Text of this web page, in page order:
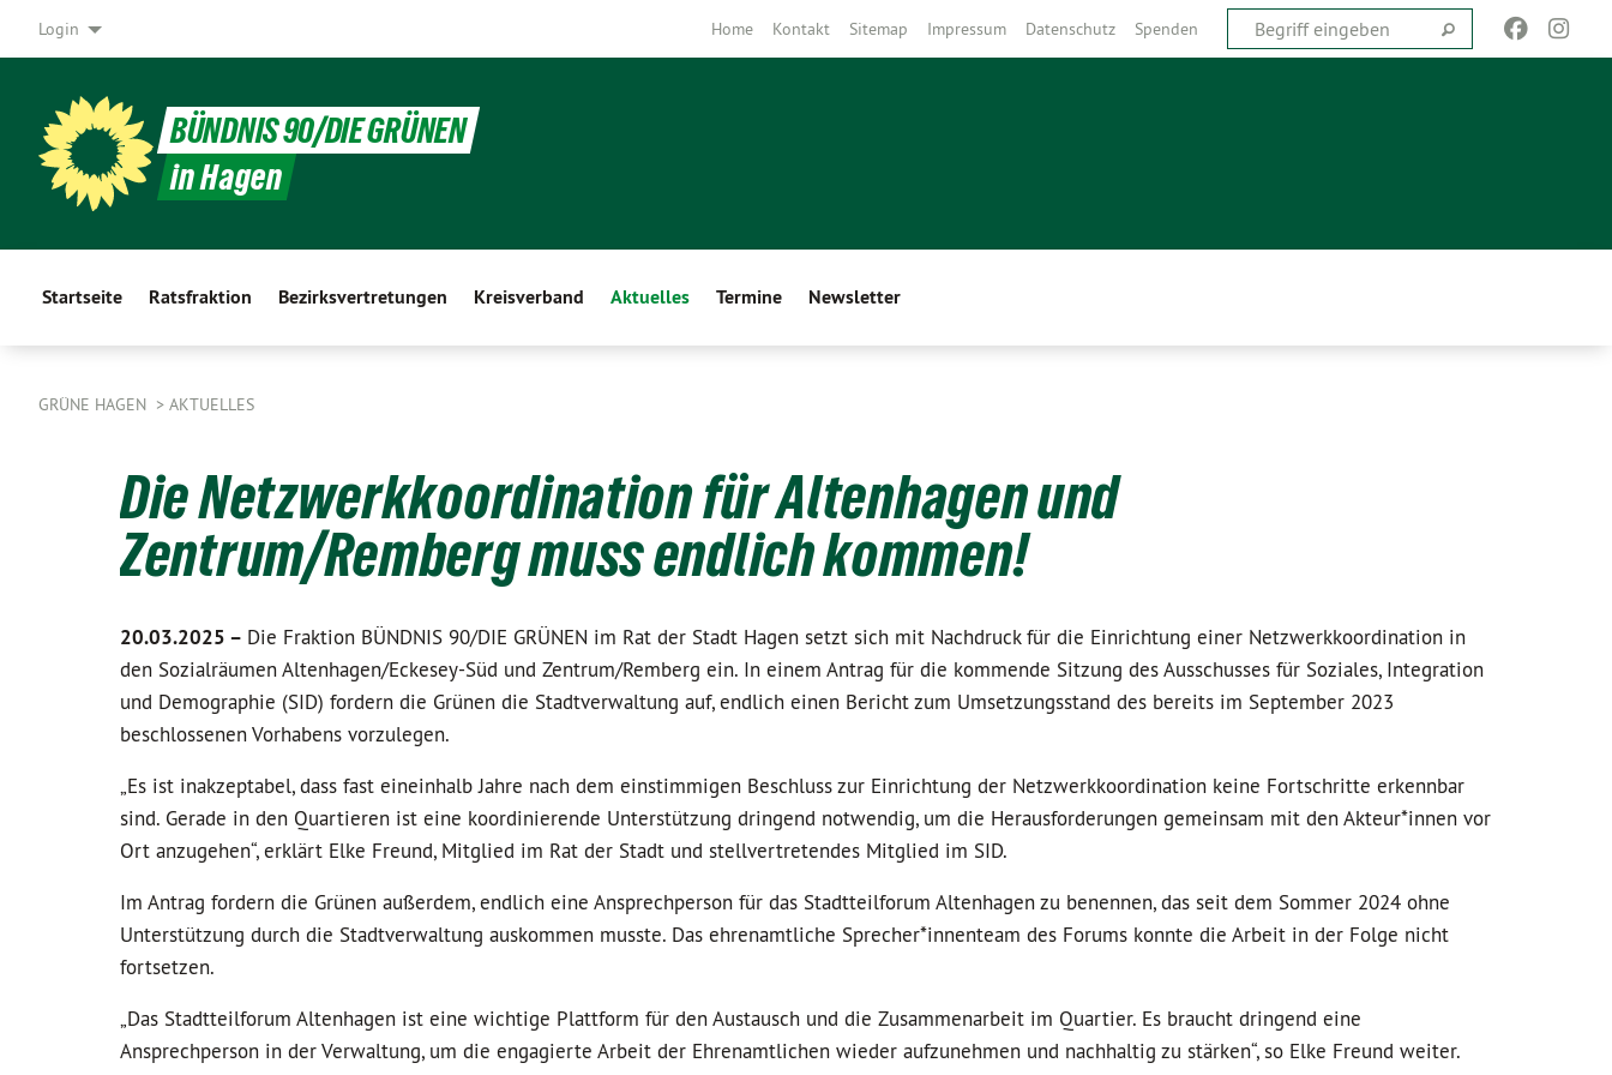
Home Kontakt Sitemap Impressum Datenschutz Spenden
Login
BÜNDNIS 90/DIE GRÜNEN
in Hagen
Startseite Ratsfraktion Bezirksvertretungen Kreisverband Aktuelles Termine Newsletter
GRÜNE HAGEN AKTUELLES
Die Netzwerkkoordination für Altenhagen und
Zentrum/Remberg muss endlich kommen!
20.03.2025 – Die Fraktion BÜNDNIS 90/DIE GRÜNEN im Rat der Stadt Hagen setzt sich mit Nachdruck für die Einrichtung einer Netzwerkkoordination in
den Sozialräumen Altenhagen/Eckesey-Süd und Zentrum/Remberg ein. In einem Antrag für die kommende Sitzung des Ausschusses für Soziales, Integration
und Demographie (SID) fordern die Grünen die Stadtverwaltung auf, endlich einen Bericht zum Umsetzungsstand des bereits im September 2023
beschlossenen Vorhabens vorzulegen.
„Es ist inakzeptabel, dass fast eineinhalb Jahre nach dem einstimmigen Beschluss zur Einrichtung der Netzwerkkoordination keine Fortschritte erkennbar
sind. Gerade in den Quartieren ist eine koordinierende Unterstützung dringend notwendig, um die Herausforderungen gemeinsam mit den Akteur*innen vor
Ort anzugehen“, erklärt Elke Freund, Mitglied im Rat der Stadt und stellvertretendes Mitglied im SID.
Im Antrag fordern die Grünen außerdem, endlich eine Ansprechperson für das Stadtteilforum Altenhagen zu benennen, das seit dem Sommer 2024 ohne
Unterstützung durch die Stadtverwaltung auskommen musste. Das ehrenamtliche Sprecher*innenteam des Forums konnte die Arbeit in der Folge nicht
fortsetzen.
„Das Stadtteilforum Altenhagen ist eine wichtige Plattform für den Austausch und die Zusammenarbeit im Quartier. Es braucht dringend eine
Ansprechperson in der Verwaltung, um die engagierte Arbeit der Ehrenamtlichen wieder aufzunehmen und nachhaltig zu stärken“, so Elke Freund weiter.